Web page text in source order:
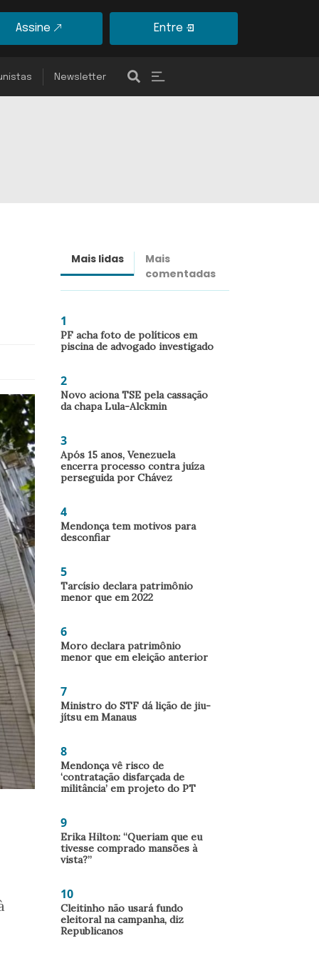
Assine Entre
Newsletter
Mais lidas
Mais
comentadas
1
PF acha foto de políticos em
piscina de advogado investigado
2
Novo aciona TSE pela cassação
da chapa Lula-Alckmin
3
Após 15 anos, Venezuela
encerra processo contra juíza
perseguida por Chávez
4
Mendonça tem motivos para
desconfiar
5
Tarcísio declara patrimônio
menor que em 2022
6
Moro declara patrimônio
menor que em eleição anterior
7
Ministro do STF dá lição de jiu-
jítsu em Manaus
8
Mendonça vê risco de
‘contratação disfarçada de
militância’ em projeto do PT
9
Erika Hilton: “Queriam que eu
tivesse comprado mansões à
vista?”
10
Cleitinho não usará fundo
eleitoral na campanha, diz
Republicanos